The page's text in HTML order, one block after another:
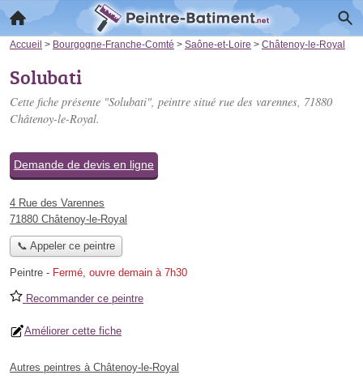
Accueil > Bourgogne-Franche-Comté > Saône-et-Loire > Châtenoy-le-Royal
Solubati
Cette fiche présente "Solubati", peintre situé rue des varennes, 71880
Châtenoy-le-Royal.
Demande de devis en ligne
4 Rue des Varennes
71880 Châtenoy-le-Royal
📞 Appeler ce peintre
Peintre - Fermé, ouvre demain à 7h30
Recommander ce peintre
Améliorer cette fiche
Autres peintres à Châtenoy-le-Royal